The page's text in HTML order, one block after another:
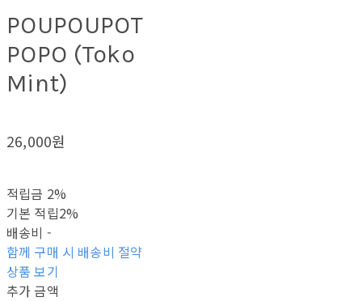
POUPOUPOT
POPO (Toko
Mint)
26,000원
적립금 2%
기본 적립2%
배송비 -
함께 구매 시 배송비 절약
상품 보기
추가 금액